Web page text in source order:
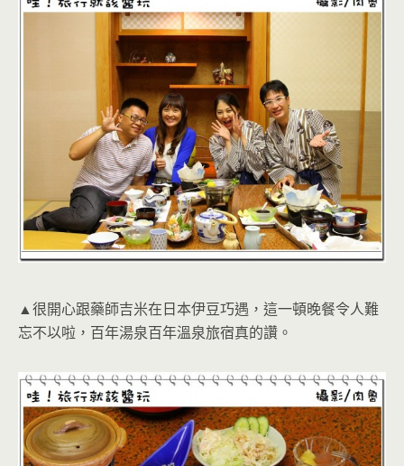
▲很開心跟藥師吉米在日本伊豆巧遇，這一頓晚餐令人難
忘不以啦，百年湯泉百年溫泉旅宿真的讚。